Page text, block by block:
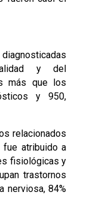
y del
más que los
y 950,
relacionados
fue atribuido a
fisiológicas y
trastornos
nerviosa, 84%